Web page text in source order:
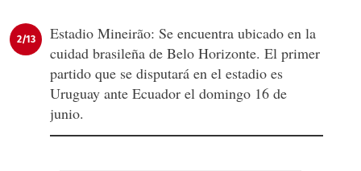
2/13
Estadio Mineirão: Se encuentra ubicado en la
cuidad brasileña de Belo Horizonte. El primer
partido que se disputará en el estadio es
Uruguay ante Ecuador el domingo 16 de
junio.